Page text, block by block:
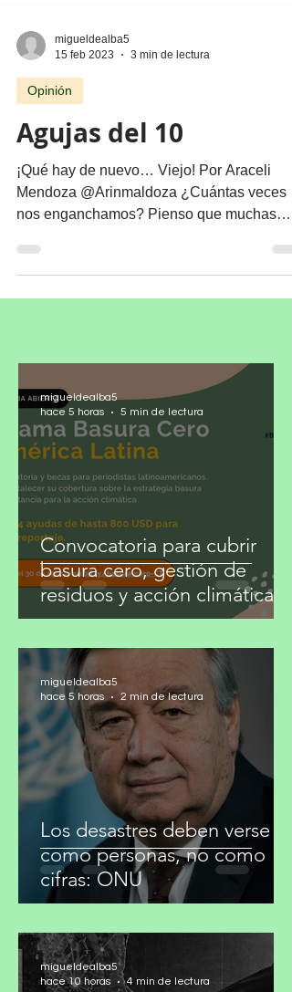
migueldealba5
15 feb 2023
3 min de lectura
Agujas del 10
Mendoza @Arinmaldoza ¿Cuántas veces
nos enganchamos? Pienso que muchas
veces, ya sea por...
Convocatoria para cubrir
residuos y acción climática
migueldealba5
hace 5 horas
5 min de lectura
Los desastres deben verse
cifras: ONU
migueldealba5
hace 5 horas
2 min de lectura